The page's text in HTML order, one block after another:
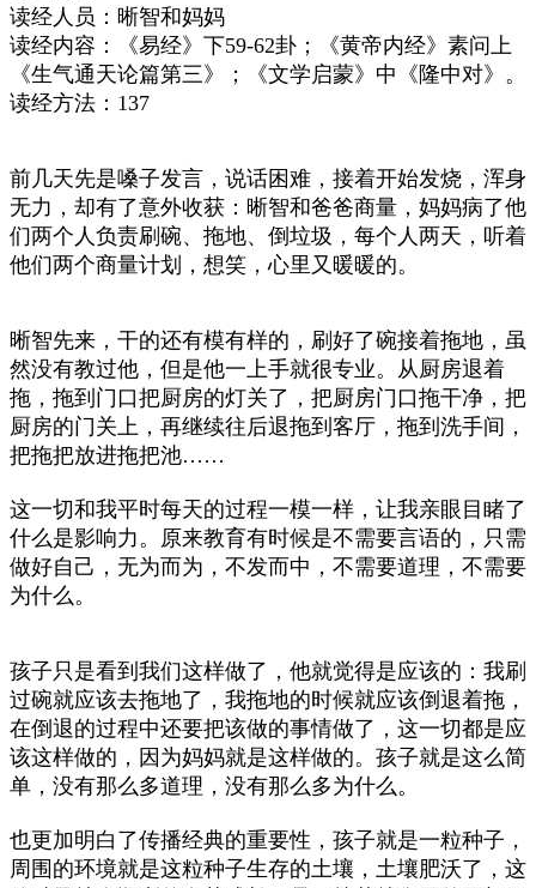
读经人员：晰智和妈妈
读经内容：《易经》下59-62卦；《黄帝内经》素问上
《生气通天论篇第三》；《文学启蒙》中《隆中对》。
读经方法：137
前几天先是嗓子发言，说话困难，接着开始发烧，浑身
无力，却有了意外收获：晰智和爸爸商量，妈妈病了他
们两个人负责刷碗、拖地、倒垃圾，每个人两天，听着
他们两个商量计划，想笑，心里又暖暖的。
晰智先来，干的还有模有样的，刷好了碗接着拖地，虽
然没有教过他，但是他一上手就很专业。从厨房退着
拖，拖到门口把厨房的灯关了，把厨房门口拖干净，把
厨房的门关上，再继续往后退拖到客厅，拖到洗手间，
把拖把放进拖把池……
这一切和我平时每天的过程一模一样，让我亲眼目睹了
什么是影响力。 原来教育有时候是不需要言语的，只需
做好自己，无为而为，不发而中，不需要道理，不需要
为什么。
孩子只是看到我们这样做了，他就觉得是应该的：我刷
过碗就应该去拖地了，我拖地的时候就应该倒退着拖，
在倒退的过程中还要把该做的事情做了，这一切都是应
该这样做的，因为妈妈就是这样做的。孩子就是这么简
单，没有那么多道理，没有那么多为什么。
也更加明白了传播经典的重要性，孩子就是一粒种子，
周围的环境就是这粒种子生存的土壤， 土壤肥沃了，这